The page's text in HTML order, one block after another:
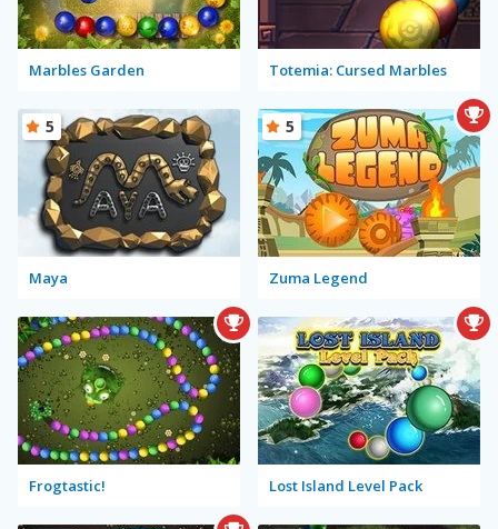
Marbles Garden Totemia: Cursed Marbles
Maya
5
Zuma Legend
5
Frogtastic! Lost Island Level Pack